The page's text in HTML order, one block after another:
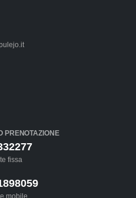
PRENOTAZIONE
fissa
mobile